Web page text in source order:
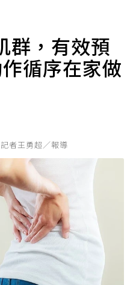
群，有效預
循序在家做
者王勇超／報導